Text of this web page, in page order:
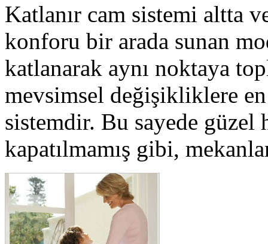
Katlanır cam sistemi altta
konforu bir arada sunan
katlanarak aynı noktaya
mevsimsel değişikliklere
sistemdir. Bu sayede güzel
kapatılmamış gibi,